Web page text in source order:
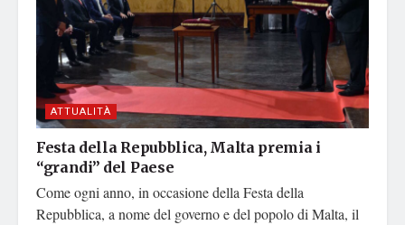
ATTUALITÀ
Festa della Repubblica, Malta premia i
“grandi” del Paese
Come ogni anno, in occasione della Festa della
Repubblica, a nome del governo e del popolo di Malta, il